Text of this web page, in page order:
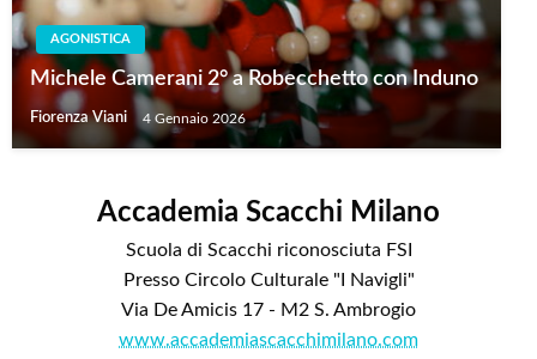
AGONISTICA
Michele Camerani 2° a Robecchetto con Induno
Fiorenza Viani 4 Gennaio 2026
Accademia Scacchi Milano
Scuola di Scacchi riconosciuta FSI
Presso Circolo Culturale "I Navigli"
Via De Amicis 17 - M2 S. Ambrogio
www.accademiascacchimilano.com